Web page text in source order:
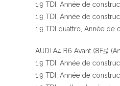
1.9 TDI, Année de
1.9 TDI, Année de
1.9 TDI quattro, Année de
AUDI A4 B6 Avant (8E5)
1.9 TDI, Année de
1.9 TDI, Année de